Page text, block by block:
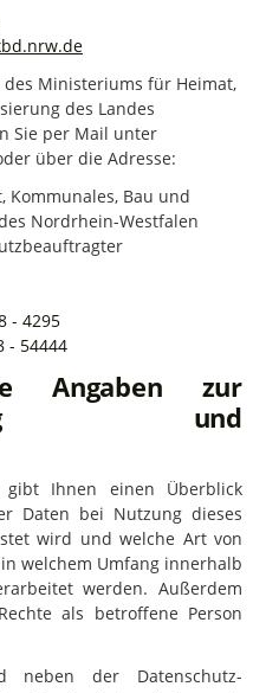
Ministeriums für Heimat,
des Landes
Sie per Mail unter
über die Adresse:
Bau und
Nordrhein-Westfalen
- 4295
- 54444
Angaben zur
und
gibt Ihnen einen Überblick
Daten bei Nutzung dieses
wird und welche Art von
welchem Umfang innerhalb
werden. Außerdem
als betroffene Person
neben der Datenschutz-